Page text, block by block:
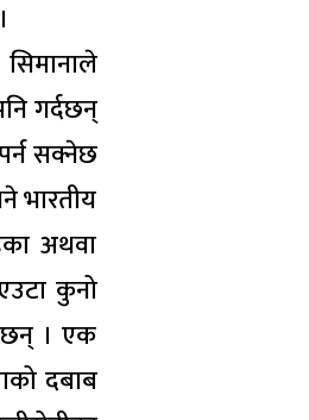
गर्दछन्
सक्नेछ
भारतीय
अथवा
कुनो
छन् । एक
दबाब